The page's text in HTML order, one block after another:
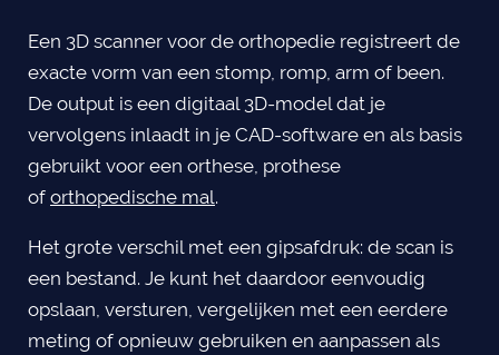
Een 3D scanner voor de orthopedie registreert de
exacte vorm van een stomp, romp, arm of been.
De output is een digitaal 3D-model dat je
vervolgens inlaadt in je CAD-software en als basis
gebruikt voor een orthese, prothese
of orthopedische mal.
Het grote verschil met een gipsafdruk: de scan is
een bestand. Je kunt het daardoor eenvoudig
opslaan, versturen, vergelijken met een eerdere
meting of opnieuw gebruiken en aanpassen als